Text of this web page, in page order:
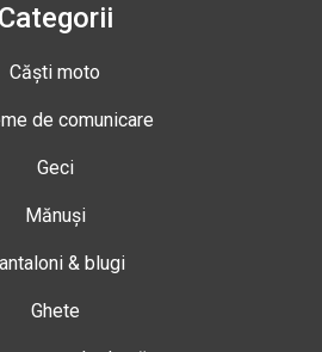
Categorii
Căști moto
de comunicare
Geci
Mănuși
& blugi
Ghete